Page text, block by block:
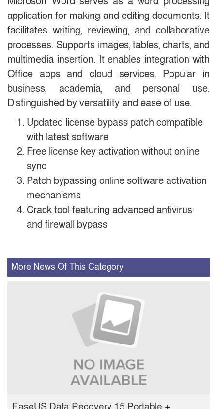
application for making and editing documents. It
facilitates writing, reviewing, and collaborative
processes. Supports images, tables, charts, and
multimedia insertion. It enables integration with
Office apps and cloud services. Popular in
business, academia, and personal use.
Distinguished by versatility and ease of use.
Updated license bypass patch compatible
with latest software
Free license key activation without online
sync
Patch bypassing online software activation
mechanisms
Crack tool featuring advanced antivirus
and firewall bypass
More News Of This Category